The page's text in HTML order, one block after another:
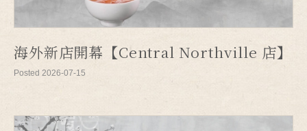
海外新店開幕【Central Northville 店】
Posted 2026-07-15